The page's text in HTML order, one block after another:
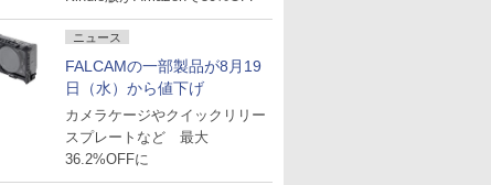
ニュース
FALCAMの一部製品が8月19
日（水）から値下げ
カメラケージやクイックリリー
スプレートなど 最大
36.2%OFFに